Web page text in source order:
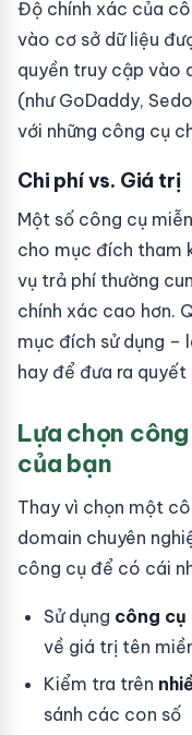
Độ chính xác của
vào cơ sở dữ liệu
quyền truy cập vào
(như GoDaddy,
với những công cụ
Chi phí vs. Giá trị
Một số công cụ
cho mục đích tham
vụ trả phí thường
chính xác cao hơn.
mục đích sử dụng –
hay để đưa ra quyết
Lựa chọn
của bạn
Thay vì chọn một
domain chuyên
công cụ để có cái
Sử dụng công cụ
về giá trị tên
Kiểm tra trên
sánh các con số